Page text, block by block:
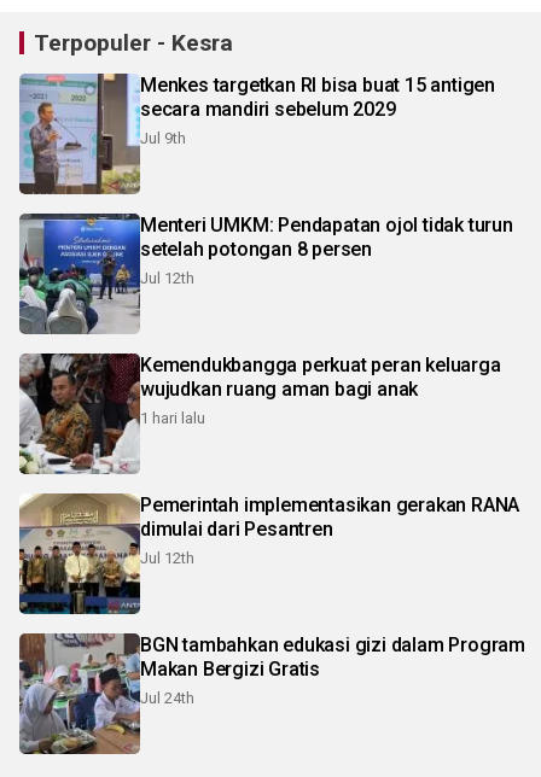
Terpopuler - Kesra
Menkes targetkan RI bisa buat 15 antigen
secara mandiri sebelum 2029
Jul 9th
Menteri UMKM: Pendapatan ojol tidak turun
setelah potongan 8 persen
Jul 12th
Kemendukbangga perkuat peran keluarga
wujudkan ruang aman bagi anak
1 hari lalu
Pemerintah implementasikan gerakan RANA
dimulai dari Pesantren
Jul 12th
BGN tambahkan edukasi gizi dalam Program
Makan Bergizi Gratis
Jul 24th